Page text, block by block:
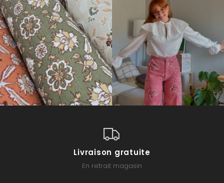
Livraison gratuite
En retrait magasin